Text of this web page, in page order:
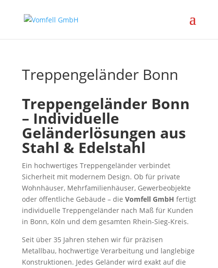
Treppengeländer Bonn
Treppengeländer Bonn
– Individuelle
Geländerlösungen aus
Stahl & Edelstahl
Ein hochwertiges Treppengeländer verbindet
Sicherheit mit modernem Design. Ob für private
Wohnhäuser, Mehrfamilienhäuser, Gewerbeobjekte
oder öffentliche Gebäude – die Vomfell GmbH fertigt
individuelle Treppengeländer nach Maß für Kunden
in Bonn, Köln und dem gesamten Rhein-Sieg-Kreis.
Seit über 35 Jahren stehen wir für präzisen
Metallbau, hochwertige Verarbeitung und langlebige
Konstruktionen. Jedes Geländer wird exakt auf die